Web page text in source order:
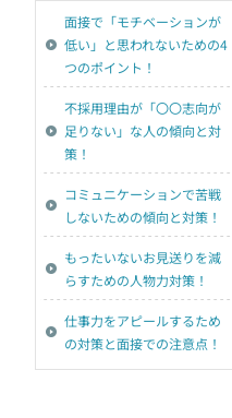
面接で「モチベーションが
低い」と思われないための4
つのポイント！
不採用理由が「〇〇志向が
足りない」な人の傾向と対
策！
コミュニケーションで苦戦
しないための傾向と対策！
もったいないお見送りを減
らすための人物力対策！
仕事力をアピールするため
の対策と面接での注意点！